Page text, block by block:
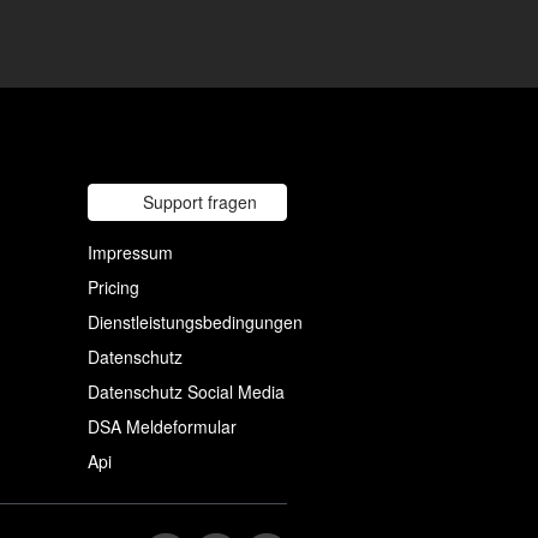
Support fragen
Impressum
Pricing
Dienstleistungsbedingungen
Datenschutz
Datenschutz Social Media
DSA Meldeformular
Api